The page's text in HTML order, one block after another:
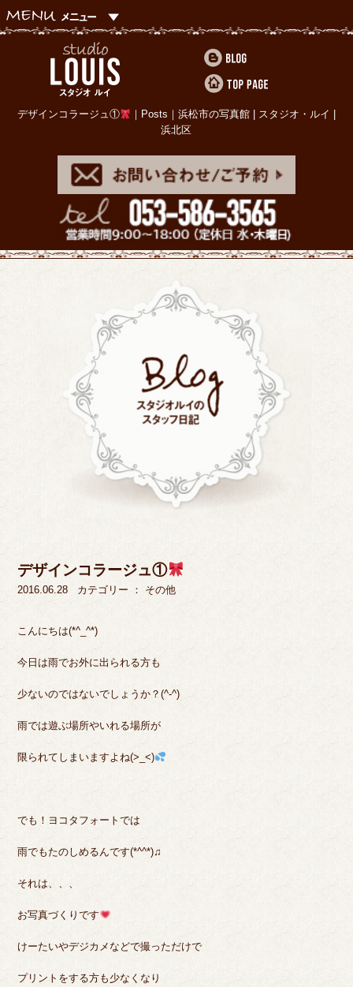
デザインコラージュ①
｜Posts｜浜松市の写真館 | スタジオ・ルイ |
浜北区
デザインコラージュ①
2016.06.28 カテゴリー ： その他
こんにちは(*^_^*)
今日は雨でお外に出られる方も
少ないのではないでしょうか？(^-^)
雨では遊ぶ場所やいれる場所が
限られてしまいますよね(>_<)
でも！ヨコタフォートでは
雨でもたのしめるんです(*^^*)♫
それは、、、
お写真づくりです
けーたいやデジカメなどで撮っただけで
プリントをする方も少なくなり